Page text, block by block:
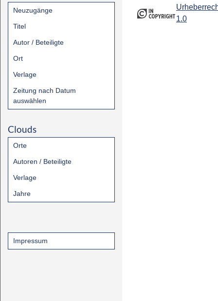
Neuzugänge
Titel
Autor / Beteiligte
Ort
Verlage
Zeitung nach Datum
auswählen
Clouds
Orte
Autoren / Beteiligte
Verlage
Jahre
Impressum
1.0